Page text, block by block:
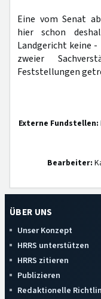
Eine vom Senat
hier schon
Landgericht keine
zweier
Feststellungen
Externe Fundstellen:
Bearbeiter:
ÜBER UNS
Unser Konzept
HRRS unterstützen
HRRS zitieren
Publizieren
Redaktionelle